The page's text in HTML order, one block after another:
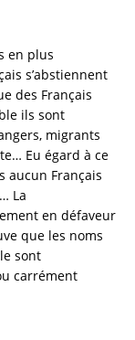
en plus
s’abstiennent
des Français
ils sont
migrants
Eu égard à ce
aucun Français
La
en défaveur
que les noms
sont
carrément